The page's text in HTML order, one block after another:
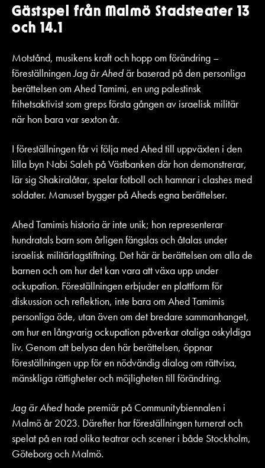
Gästspel från Malmö Stadsteater 13
och 14.1
Motstånd, musikens kraft och hopp om förändring –
föreställningenJag är Ahedär baserad på den personliga
berättelsen om Ahed Tamimi, en ung palestinsk
frihetsaktivist som greps första gången av israelisk militär
när hon bara var sexton år.
I föreställningen får vi följa med Ahed till uppväxten i den
lilla byn Nabi Saleh på Västbanken där hon demonstrerar,
lär sig Shakiralåtar, spelar fotboll och hamnar i clashes med
soldater. Manuset bygger på Aheds egna berättelser.
Ahed Tamimis historia är inte unik; hon representerar
hundratals barn som årligen fängslas och åtalas under
israelisk militärlagstiftning. Det här är berättelsen om alla de
barnen och om hur det kan vara att växa upp under
ockupation. Föreställningen erbjuder en plattform för
diskussion och reflektion, inte bara om Ahed Tamimis
personliga öde, utan även om det bredare sammanhanget,
om hur en långvarig ockupation påverkar otaliga oskyldiga
liv. Genom att belysa den här berättelsen, öppnar
föreställningen upp för en nödvändig dialog om rättvisa,
mänskliga rättigheter och möjligheten till förändring.
Jag är Ahed hade premiär på Communitybiennalen i
Malmö år 2023. Därefter har föreställningen turnerat och
spelat på en rad olika teatrar och scener i både Stockholm,
Göteborg och Malmö.